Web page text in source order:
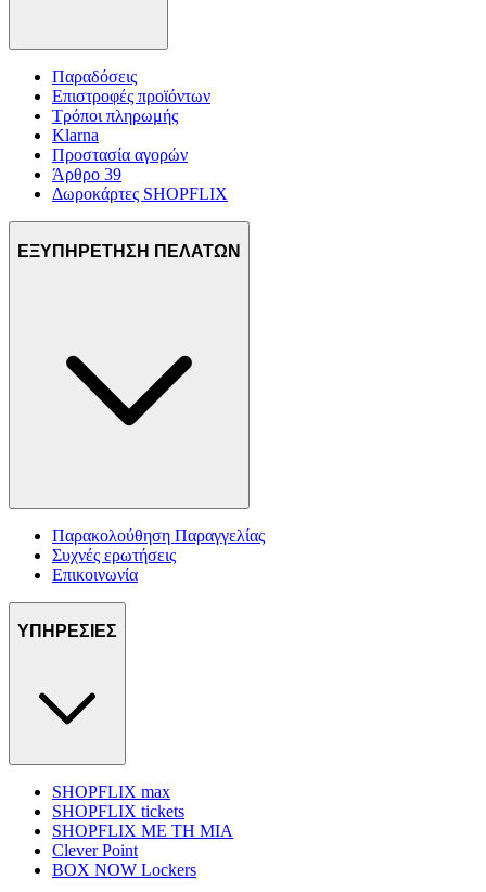
Παραδόσεις
Επιστροφές προϊόντων
Τρόποι πληρωμής
Klarna
Προστασία αγορών
Άρθρο 39
Δωροκάρτες SHOPFLIX
ΕΞΥΠΗΡΕΤΗΣΗ ΠΕΛΑΤΩΝ
Παρακολούθηση Παραγγελίας
Συχνές ερωτήσεις
Επικοινωνία
ΥΠΗΡΕΣΙΕΣ
SHOPFLIX max
SHOPFLIX tickets
SHOPFLIX ΜΕ ΤΗ ΜΙΑ
Clever Point
BOX NOW Lockers